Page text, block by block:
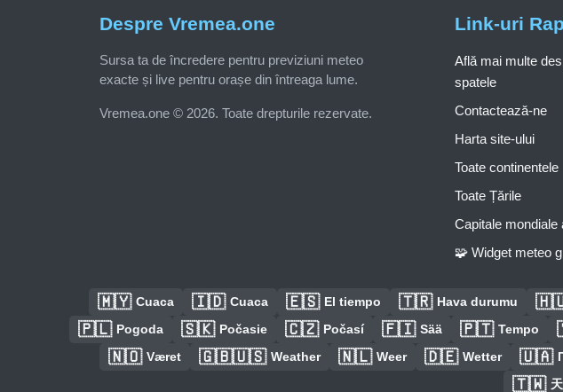
Despre Vremea.one
Sursa ta de încredere pentru previziuni meteo
exacte și live pentru orașe din întreaga lume.
Vremea.one © 2026. Toate drepturile rezervate.
Link-uri
Află mai multe
spatele
Contactează-ne
Harta site-ului
Toate continentele
Toate Țările
Capitale mondiale
🧩 Widget meteo
🇲🇾 Cuaca 🇮🇩 Cuaca 🇪🇸 El tiempo 🇹🇷 Hava durumu
🇵🇱 Pogoda 🇸🇰 Počasie 🇨🇿 Počasí 🇫🇮 Sää 🇵🇹 Tempo
🇳🇴 Været 🇬🇧🇺🇸 Weather 🇳🇱 Weer 🇩🇪 Wetter 🇺🇦
🇹🇼